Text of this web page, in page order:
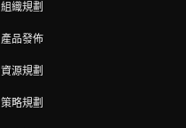
組織規劃
產品發佈
資源規劃
策略規劃